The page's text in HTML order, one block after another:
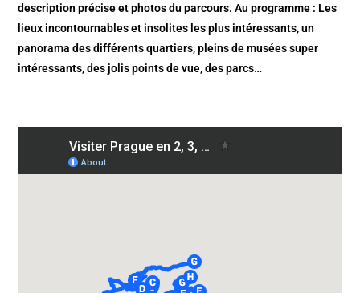
description précise et photos du parcours. Au programme : Les
lieux incontournables et insolites les plus intéressants, un
panorama des différents quartiers, pleins de musées super
intéressants, des jolis points de vue, des parcs…